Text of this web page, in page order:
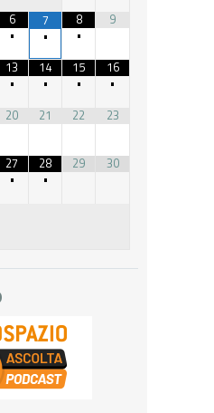
6
•
7
•
8
•
9
13
•
14
•
15
•
16
•
20 21 22 23
27
•
28
•
29 30